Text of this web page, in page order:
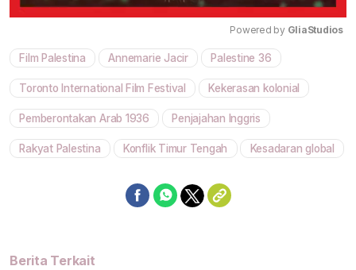
Powered by GliaStudios
Film Palestina Annemarie Jacir Palestine 36
Toronto International Film Festival Kekerasan kolonial
Pemberontakan Arab 1936 Penjajahan Inggris
Rakyat Palestina Konflik Timur Tengah Kesadaran global
Berita Terkait